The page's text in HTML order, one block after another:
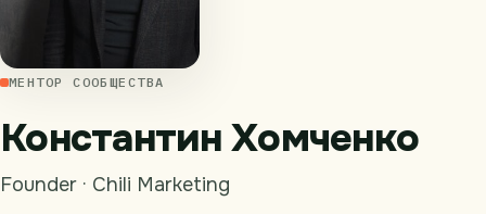
МЕНТОР СООБЩЕСТВА
Константин Хомченко
Founder · Chili Marketing